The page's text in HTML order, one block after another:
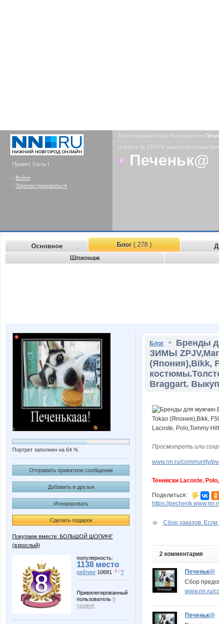
Привет, Гость !
- Войти
- Зарегистрироваться
Персональный сайт пользователя
портрет № 195474 зарегистрирован
Печеньк@
Основное Блог( 278 )
Шпионаж
Портрет заполнен на 64 %
Отправить приватное сообщение
Добавить в друзья
Игнорировать
Сделать подарок
Покупаем вместе: БОЛЬШОЙ ШОПИНГ
(взрослый)
популярность:
1138 место
рейтинг 10681 -1 ↓ ?
Привилегированный
пользователь 8
уровня
Блог > Бренды
ЗИМЫ
(Япония),Bikk,
Braggart.
Просмотреть или
www.nn.ru/community/
Тенниски Lacoste,
Поделиться:
https://
Сбор заказов.
2 комментария
Печеньк@
Сбор
www.nn.ru/
Печеньк@